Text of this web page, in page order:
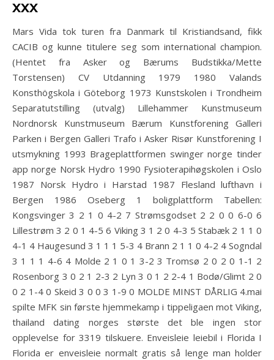
xxx
Mars Vida tok turen fra Danmark til Kristiandsand, fikk
CACIB og kunne titulere seg som international champion.
(Hentet fra Asker og Bærums Budstikka/Mette
Torstensen) CV Utdanning 1979 1980 Valands
Konsthögskola i Göteborg 1973 Kunstskolen i Trondheim
Separatutstilling (utvalg) Lillehammer Kunstmuseum
Nordnorsk Kunstmuseum Bærum Kunstforening Galleri
Parken i Bergen Galleri Trafo i Asker Risør Kunstforening I
utsmykning 1993 Brageplattformen swinger norge tinder
app norge Norsk Hydro 1990 Fysioterapihøgskolen i Oslo
1987 Norsk Hydro i Harstad 1987 Flesland lufthavn i
Bergen 1986 Oseberg 1 boligplattform Tabellen:
Kongsvinger 3 2 1 0 4-2 7 Strømsgodset 2 2 0 0 6-0 6
Lillestrøm 3 2 0 1 4-5 6 Viking 3 1 2 0 4-3 5 Stabæk 2 1 1 0
4-1 4 Haugesund 3 1 1 1 5-3 4 Brann 2 1 1 0 4-2 4 Sogndal
3 1 1 1 4-6 4 Molde 2 1 0 1 3-2 3 Tromsø 2 0 2 0 1-1 2
Rosenborg 3 0 2 1 2-3 2 Lyn 3 0 1 2 2-4 1 Bodø/Glimt 2 0
0 2 1-4 0 Skeid 3 0 0 3 1-9 0 MOLDE MINST DÅRLIG 4.mai
spilte MFK sin første hjemmekamp i tippeligaen mot Viking,
thailand dating norges største det ble ingen stor
opplevelse for 3319 tilskuere. Enveisleie leiebil i Florida I
Florida er enveisleie normalt gratis så lenge man holder